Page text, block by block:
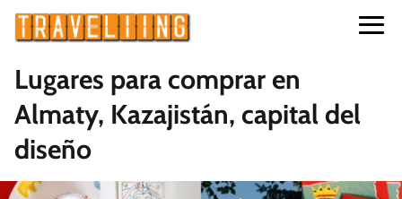
Lugares para comprar en
Almaty, Kazajistán, capital del
diseño